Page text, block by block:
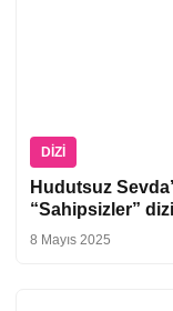
DIZI
Hudutsuz
“Sahipsizler”
8 Mayıs 2025